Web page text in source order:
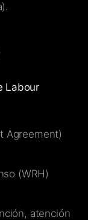
Labour
Agreement)
(WRH)
atención